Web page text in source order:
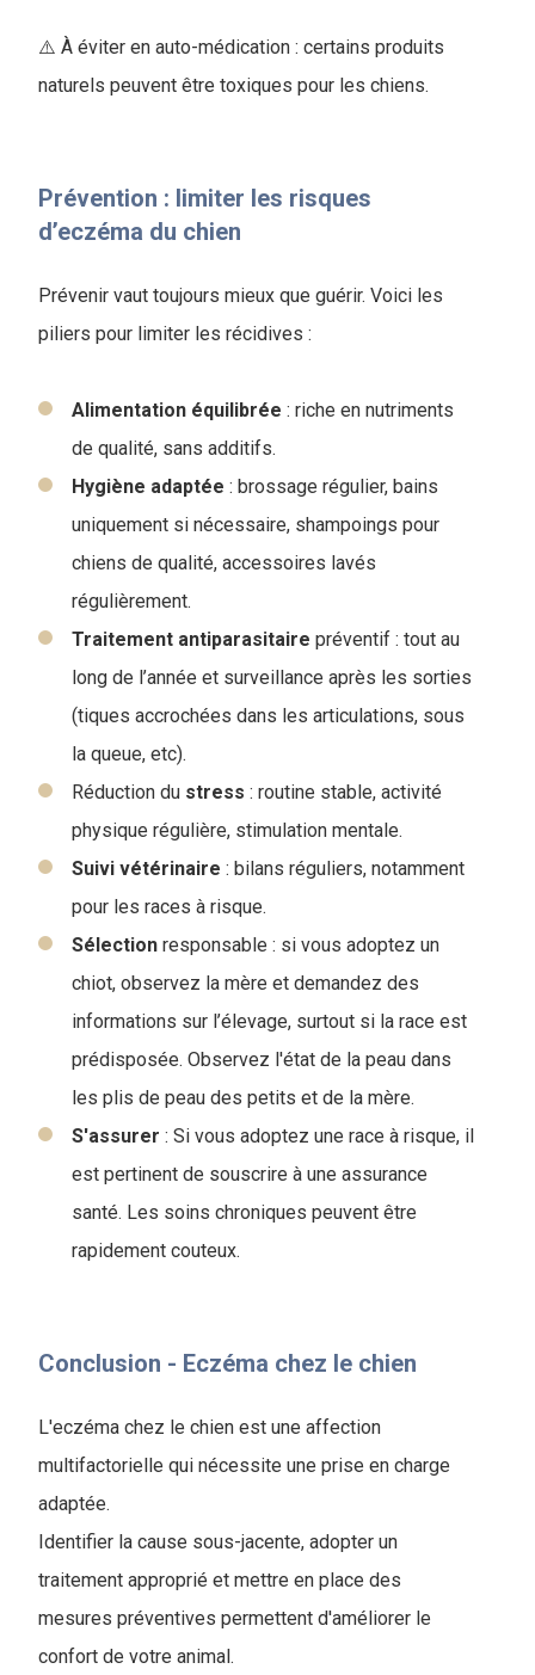
⚠️ À éviter en auto-médication : certains produits
naturels peuvent être toxiques pour les chiens.
Prévention : limiter les risques
d’eczéma du chien
Prévenir vaut toujours mieux que guérir. Voici les
piliers pour limiter les récidives :
Alimentation équilibrée : riche en nutriments
de qualité, sans additifs.
Hygiène adaptée : brossage régulier, bains
uniquement si nécessaire, shampoings pour
chiens de qualité, accessoires lavés
régulièrement.
Traitement antiparasitaire préventif : tout au
long de l’année et surveillance après les sorties
(tiques accrochées dans les articulations, sous
la queue, etc).
Réduction du stress : routine stable, activité
physique régulière, stimulation mentale.
Suivi vétérinaire : bilans réguliers, notamment
pour les races à risque.
Sélection responsable : si vous adoptez un
chiot, observez la mère et demandez des
informations sur l’élevage, surtout si la race est
prédisposée. Observez l'état de la peau dans
les plis de peau des petits et de la mère.
S'assurer : Si vous adoptez une race à risque, il
est pertinent de souscrire à une assurance
santé. Les soins chroniques peuvent être
rapidement couteux.
Conclusion - Eczéma chez le chien
L'eczéma chez le chien est une affection
multifactorielle qui nécessite une prise en charge
adaptée.
Identifier la cause sous-jacente, adopter un
traitement approprié et mettre en place des
mesures préventives permettent d'améliorer le
confort de votre animal.